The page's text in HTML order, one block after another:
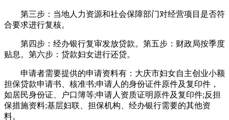
第三步：当地人力资源和社会保障部门对经营项目是否符
合要求进行复核。
第四步：经办银行复审发放贷款。第五步：财政局按季度
贴息。第六步：贷款妇女进行还贷。
申请者需要提供的申请资料有：大庆市妇女自主创业小额
担保贷款申请书、核准书;申请人的身份证件原件及复印件，
如居民身份证、户口簿等;申请人资质证明原件及复印件;反担
保措施资料;基层妇联、担保机构、经办银行需要的其他资
料。